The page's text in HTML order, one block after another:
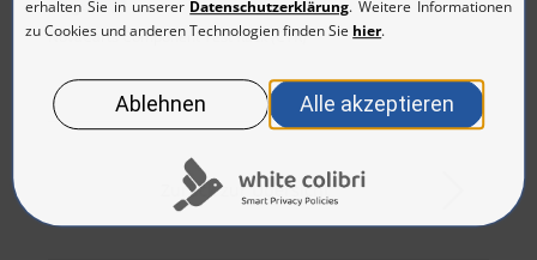
NovaCarts Component Test Rack (CTR)
Zurück zur Übersicht